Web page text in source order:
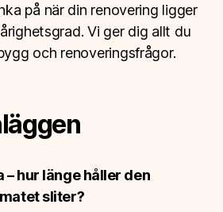
på när din renovering ligger
Vi ger dig allt du
och renoveringsfrågor.
– hur länge håller den
sliter?